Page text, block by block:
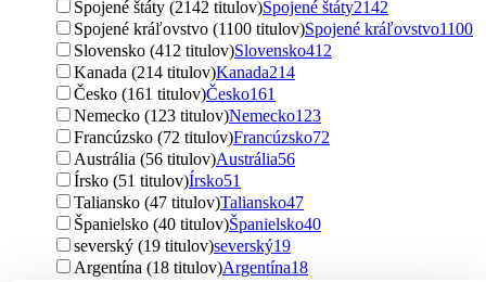
Spojené štáty (2142 titulov)Spojené štáty2142
Spojené kráľovstvo (1100 titulov)Spojené kráľovstvo1100
Slovensko (412 titulov)Slovensko412
Kanada (214 titulov)Kanada214
Česko (161 titulov)Česko161
Nemecko (123 titulov)Nemecko123
Francúzsko (72 titulov)Francúzsko72
Austrália (56 titulov)Austrália56
Írsko (51 titulov)Írsko51
Taliansko (47 titulov)Taliansko47
Španielsko (40 titulov)Španielsko40
severský (19 titulov)severský19
Argentína (18 titulov)Argentína18